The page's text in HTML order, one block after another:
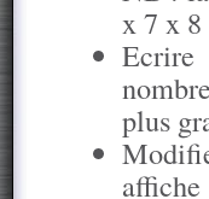
x 7 x 8
Ecrire
plus